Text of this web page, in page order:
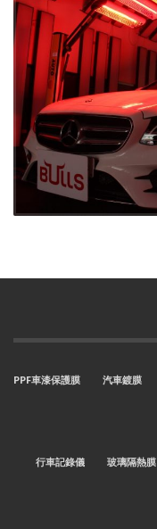
PPF車漆保護膜 汽車鍍膜
行車記錄儀
玻璃隔熱膜